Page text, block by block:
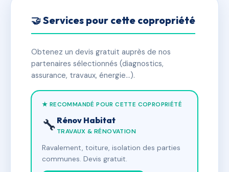
🤝 Services pour cette copropriété
Obtenez un devis gratuit auprès de nos
partenaires sélectionnés (diagnostics,
assurance, travaux, énergie…).
★ RECOMMANDÉ POUR CETTE COPROPRIÉTÉ
🔧 Rénov Habitat
TRAVAUX & RÉNOVATION
Ravalement, toiture, isolation des parties
communes. Devis gratuit.